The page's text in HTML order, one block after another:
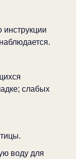
слабых
воду для